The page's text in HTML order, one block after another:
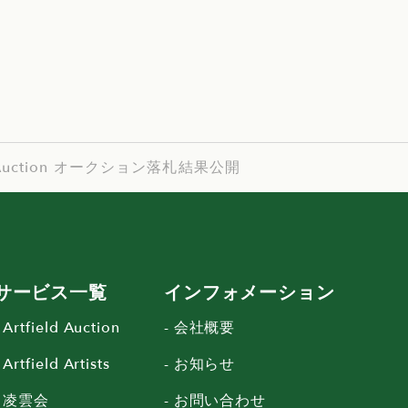
オークション落札結果公開
ービス一覧
Artfield Auction
Artfield Artists
雲会
インフォメーション
- 会社概要
- お知らせ
- お問い合わせ